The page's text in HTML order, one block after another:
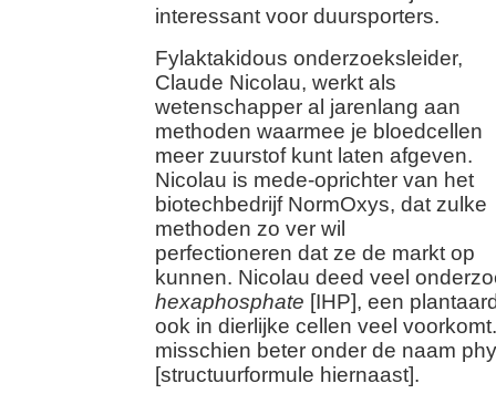
interessant voor duursporters.
Fylaktakidous onderzoeksleider,
Claude Nicolau, werkt als
wetenschapper al jarenlang aan
methoden waarmee je bloedcellen
meer zuurstof kunt laten afgeven.
Nicolau is mede-oprichter van het
biotechbedrijf NormOxys, dat zulke
methoden zo ver wil
perfectioneren dat ze de markt op
kunnen. Nicolau deed veel
hexaphosphate [IHP], een
ook in dierlijke cellen veel
misschien beter onder de naam
[structuurformule hiernaast].